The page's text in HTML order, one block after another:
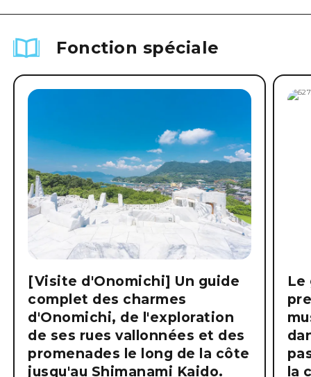
Fonction spéciale
[Visite d'Onomichi] Un guide
complet des charmes
d'Onomichi, de l'exploration
de ses rues vallonnées et des
promenades le long de la côte
jusqu'au Shimanami Kaido.
Le
la